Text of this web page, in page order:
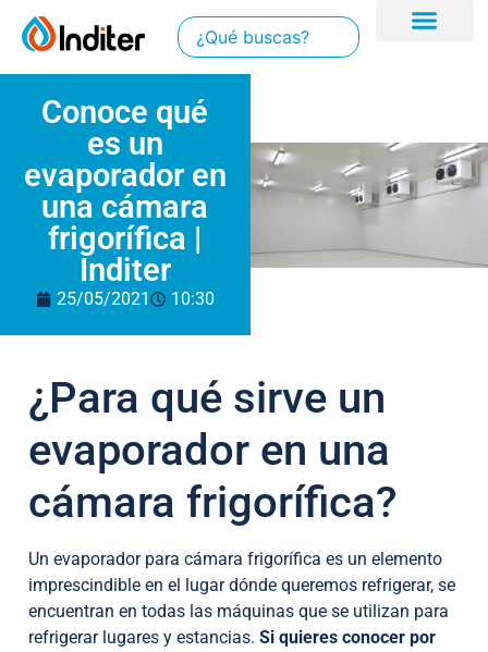
Conoce qué
es un
evaporador en
una cámara
frigorífica |
Inditer
25/05/2021 10:30
¿Para qué sirve un
evaporador en una
cámara frigorífica?
Un evaporador para cámara frigorífica es un elemento
imprescindible en el lugar dónde queremos refrigerar, se
encuentran en todas las máquinas que se utilizan para
refrigerar lugares y estancias. Si quieres conocer por